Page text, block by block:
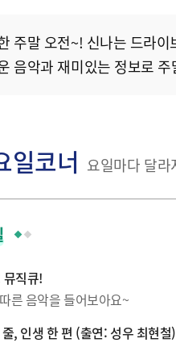
주말 오전~! 신나는 드라
음악과 재미있는 정보로
일코너 요일마다 달라
직큐!
른 음악을 들어보아요~
, 인생 한 편 (출연: 성우 최현철)